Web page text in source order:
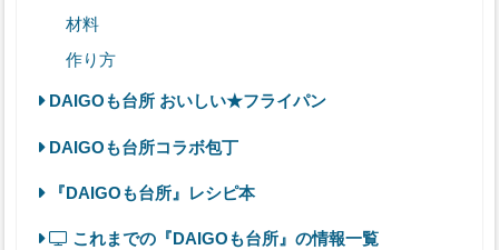
材料
作り方
DAIGOも台所 おいしい★フライパン
DAIGOも台所コラボ包丁
『DAIGOも台所』レシピ本
これまでの『DAIGOも台所』の情報一覧